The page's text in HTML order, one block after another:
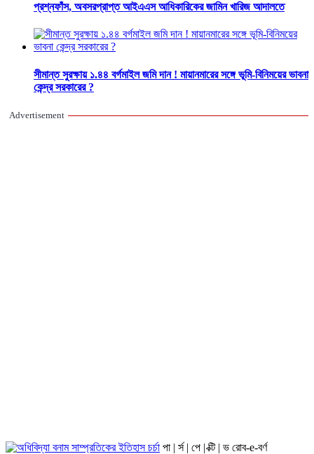
প্রশ্নফাঁস, অবসরপ্রাপ্ত আইএএস আধিকারিকের জামিন খারিজ আদালতে
সীমান্ত সুরক্ষায় ১.৪৪ বর্গমাইল জমি দান ! মায়ানমারের সঙ্গে ভূমি-বিনিময়ের ভাবনা
কেন্দ্র সরকারের ?
Advertisement
পা | র্স | পে | ক্টি | ভ রোব-e-বর্ণ